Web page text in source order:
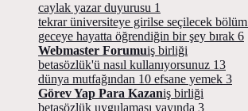
caylak yazar duyurusu 1
tekrar üniversiteye girilse seçilecek bölüm
geceye hayatta öğrendiğin bir şey bırak 6
Webmaster Forumuiş birliği
betasözlük'ü nasıl kullanıyorsunuz 13
dünya mutfağından 10 efsane yemek 3
Görev Yap Para Kazaniş birliği
betasözlük uygulaması yayında 3